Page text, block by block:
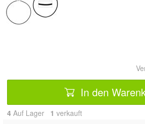
In den
4 Auf Lager 1 verkauft